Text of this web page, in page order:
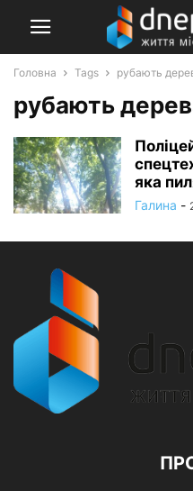
Головна Tags рубають
рубають
яка
Галина -